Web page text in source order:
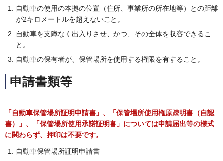
自動車の使用の本拠の位置（住所、事業所の所在地等）との距離
が2キロメートルを超えないこと。
自動車を支障なく出入りさせ、かつ、その全体を収容できるこ
と。
自動車の保有者が、保管場所を使用する権限を有すること。
申請書類等
「自動車保管場所証明申請書」、「保管場所使用権原疎明書（自認
書）」、「保管場所使用承諾証明書」については申請届出等の様式
に関わらず、押印は不要です。
自動車保管場所証明申請書